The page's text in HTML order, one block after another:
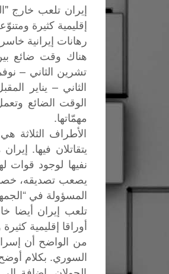
إيران تلعب خارج
إقليمية كثيرة
رهانات إيرانية
هناك وقت ضائع
تشرين الثاني –
الثاني – يناير
الوقت الضائع
مهمّاتها.
الأطراف الثلاثة
يتقاتلان فيها.
نفيها لوجود قوات
يصعب تصديقه،
المسؤولة في
تلعب إيران أيضا
أوراقا إقليمية
من الواضح أن
السوري. بكلام